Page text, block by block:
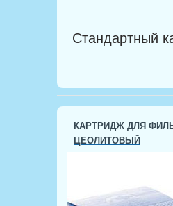
Стандартный
КАРТРИДЖ ДЛЯ
ЦЕОЛИТОВЫЙ